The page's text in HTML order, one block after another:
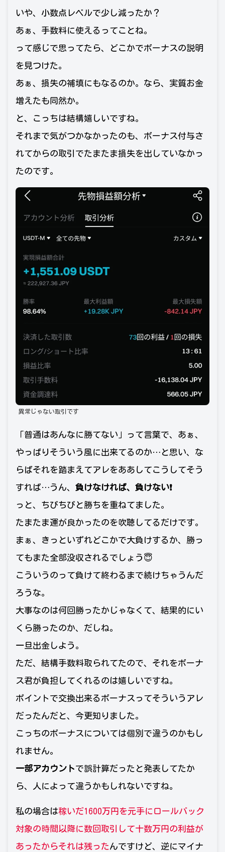
いや、小数点レベルで少し減ったか？
あぁ、手数料に使えるってことね。
って感じで思ってたら、どこかでボーナスの説明
を見つけた。
あぁ、損失の補填にもなるのか。なら、実質お金
増えたも同然か。
と、こっちは結構嬉しいですね。
それまで気がつかなかったのも、ボーナス付与さ
れてからの取引でたまたま損失を出していなかっ
たのです。
異常じゃない取引です
「普通はあんなに勝てない」って言葉で、あぁ、
やっぱりそういう風に出来てるのか…と思い、な
らばそれを踏まえてアレをああしてこうしてそう
すれば…うん、 負けなければ、負けない❗️
っと、ちびちびと勝ちを重ねてました。
たまたま運が良かったのを吹聴してるだけです。
まぁ、きっといずれどこかで大負けするか、勝っ
てもまた全部没収されるでしょう😇
こういうのって負けて終わるまで続けちゃうんだ
ろうな。
大事なのは何回勝ったかじゃなくて、結果的にい
くら勝ったのか、だしね。
一旦出金しよう。
ただ、結構手数料取られてたので、それをボーナ
ス君が負担してくれるのは嬉しいですね。
ポイントで交換出来るボーナスってそういうアレ
だったんだと、今更知りました。
こっちのボーナスについては個別で違うのかもし
れません。
一部アカウントで誤計算だったと発表してたか
ら、人によって違うかもしれないですね。
私の場合は稼いだ1600万円を元手にロールバック
対象の時間以降に数回取引して十数万円の利益が
あったからそれは残ったんですけど、逆にマイナ